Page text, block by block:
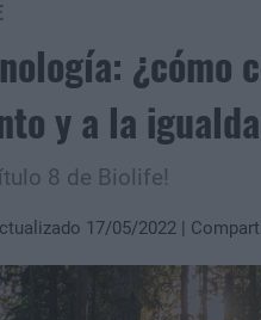
¿cómo
y a la
8 de Biolife!
17/05/2022